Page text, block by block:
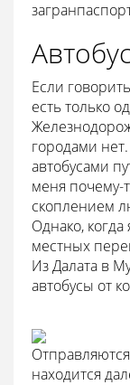
Автобус
Если
есть только
городами
автобусами
меня почему-
скоплением
Однако, когда
местных
Из Далата в
автобусы от
находится